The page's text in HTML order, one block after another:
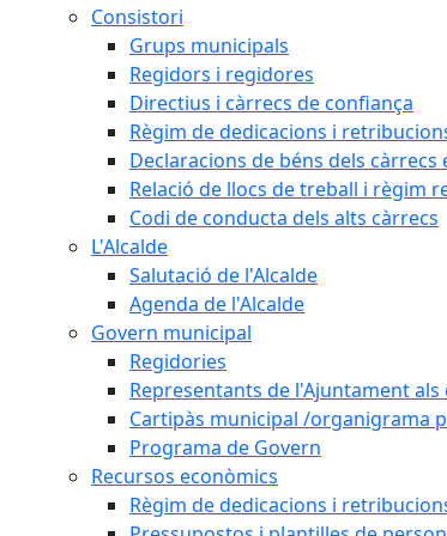
Consistori
Grups municipals
Regidors i regidores
Directius i càrrecs de confiança
Règim de dedicacions i
Declaracions de béns dels càrrecs
Relació de llocs de treball i règim
Codi de conducta dels alts càrrecs
L'Alcalde
Salutació de l'Alcalde
Agenda de l'Alcalde
Govern municipal
Regidories
Representants de l'Ajuntament
Cartipàs municipal /organigrama
Programa de Govern
Recursos econòmics
Règim de dedicacions i